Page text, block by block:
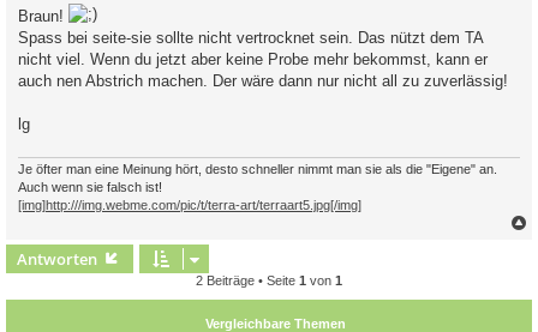
t
r
g
Braun!
Spass bei seite-sie sollte nicht vertrocknet sein. Das nützt dem TA
nicht viel. Wenn du jetzt aber keine Probe mehr bekommst, kann er
auch nen Abstrich machen. Der wäre dann nur nicht all zu zuverlässig!
lg
Je öfter man eine Meinung hört, desto schneller nimmt man sie als die "Eigene" an.
Auch wenn sie falsch ist!
[img]http:///img.webme.com/pic/t/terra-art/terraart5.jpg[/img]
b
Antworten
2 Beiträge • Seite 1 von 1
Vergleichbare Themen